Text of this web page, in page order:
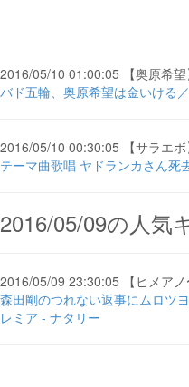
2016/05/10 01:00:05 【奥原希望
バド五輪、奥原希望は金いける
2016/05/10 00:30:05 【サラエボ
テーマ曲歌唱 ヤドランカさん死
2016/05/09の人気
2016/05/09 23:30:05 【ヒメアノ
森田剛のつれない返事にムロツ
レミア - ナタリー